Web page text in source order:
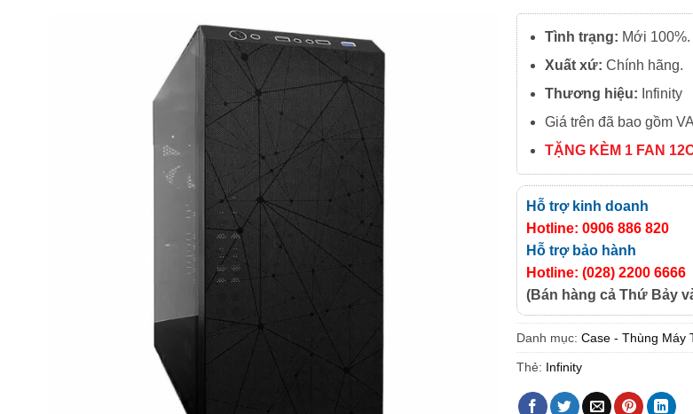
Tình trạng: Mới 100%.
Xuất xứ: Chính hãng.
Thương hiệu: Infinity
Giá trên đã bao gồm
TẶNG KÈM 1 FAN
Hỗ trợ kinh doanh
Hotline: 0906 886 820
Hỗ trợ bảo hành
Hotline: (028) 2200 6666
(Bán hàng cả Thứ Bảy
Danh mục:Case - Thùng Máy
Thẻ: Infinity